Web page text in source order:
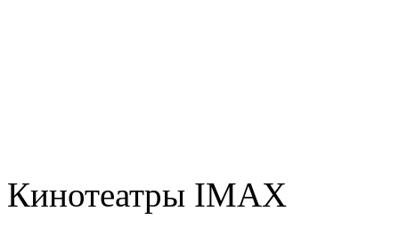
Кинотеатры IMAX